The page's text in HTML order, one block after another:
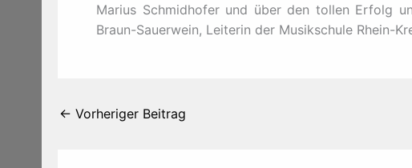
Marius Schmidhofer und über den tollen Erfolg
Braun-Sauerwein, Leiterin der Musikschule Rhein-
← Vorheriger Beitrag